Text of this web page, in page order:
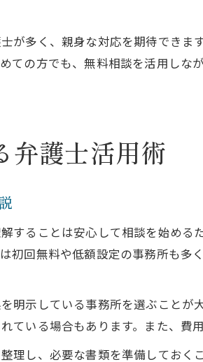
が多く、親身な対応を期待でき
ての方でも、無料相談を活用し
弁護士活用術
することは安心して相談を始め
初回無料や低額設定の事務所も
明示している事務所を選ぶこと
ている場合もあります。また、費
理し、必要な書類を準備してお